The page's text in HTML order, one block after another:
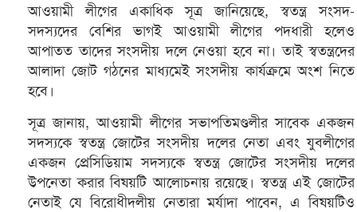
আওয়ামী লীগের একাধিক সূত্র জানিয়েছে, স্বতন্ত্র সংসদ-
সদস্যদের বেশির ভাগই আওয়ামী লীগের পদধারী হলেও
আপাতত তাদের সংসদীয় দলে নেওয়া হবে না। তাই স্বতন্ত্রদের
আলাদা জোট গঠনের মাধ্যমেই সংসদীয় কার্যক্রমে অংশ নিতে
হবে।
সূত্র জানায়, আওয়ামী লীগের সভাপতিমণ্ডলীর সাবেক একজন
সদস্যকে স্বতন্ত্র জোটের সংসদীয় দলের নেতা এবং যুবলীগের
একজন প্রেসিডিয়াম সদস্যকে স্বতন্ত্র জোটের সংসদীয় দলের
উপনেতা করার বিষয়টি আলোচনায় রয়েছে। স্বতন্ত্র এই জোটের
নেতাই যে বিরোধীদলীয় নেতারা মর্যাদা পাবেন, এ বিষয়টিও